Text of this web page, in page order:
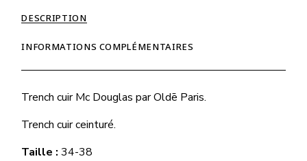
DESCRIPTION
INFORMATIONS COMPLÉMENTAIRES
Trench cuir Mc DouglasparOldē Paris.
Trench cuir ceinturé.
Taille : 34-38